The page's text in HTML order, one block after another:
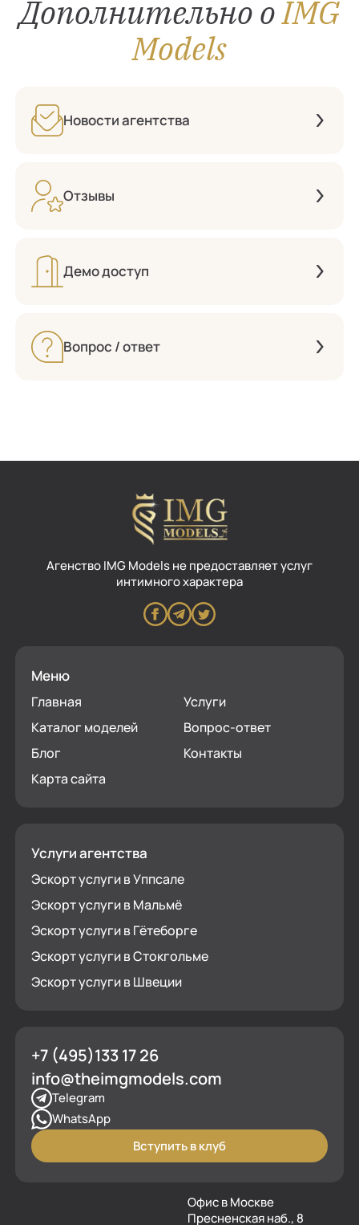
Дополнительно оIMG
Models
Новости агентства
Отзывы
Демо доступ
Вопрос / ответ
Aгенство IMG Models не предоставляет услуг
интимного характера
Меню
Главная
Услуги
Каталог моделей
Вопрос-ответ
Блог
Контакты
Карта сайта
Услуги агентства
Эскорт услуги в Уппсале
Эскорт услуги в Мальмё
Эскорт услуги в Гётеборге
Эскорт услуги в Стокгольме
Эскорт услуги в Швеции
+7 (495)133 17 26
info@theimgmodels.com
Telegram
WhatsApp
Вступить в клуб
Офис в Москве
Пресненская наб., 8